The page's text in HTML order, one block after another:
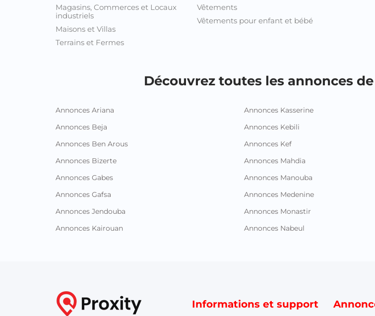
Magasins, Commerces et Locaux
industriels
Maisons et Villas
Terrains et Fermes
Vêtements
Vêtements pour enfant et bébé
Découvrez toutes les annonces
Annonces Ariana
Annonces Beja
Annonces Ben Arous
Annonces Bizerte
Annonces Gabes
Annonces Gafsa
Annonces Jendouba
Annonces Kairouan
Annonces Kasserine
Annonces Kebili
Annonces Kef
Annonces Mahdia
Annonces Manouba
Annonces Medenine
Annonces Monastir
Annonces Nabeul
Informations et support